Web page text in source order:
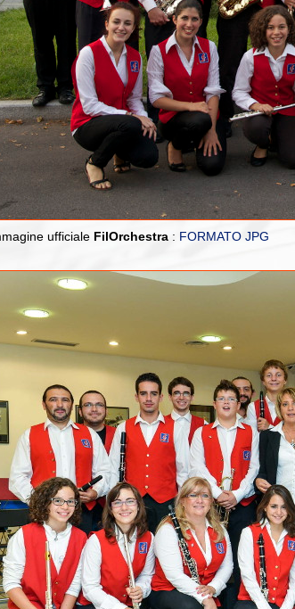
ufficiale FilOrchestra : FORMATO JPG